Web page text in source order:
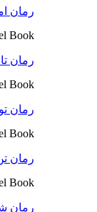
رمان
Book
رمان
Book
رمان
Book
رمان
Book
رمان